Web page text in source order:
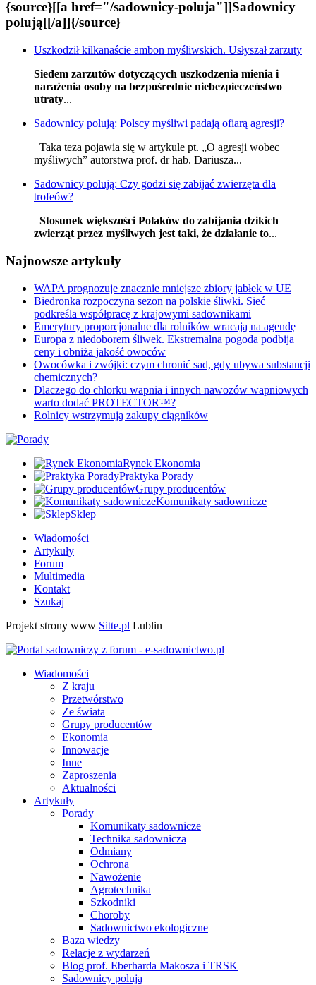
{source}[[a href="/sadownicy-poluja"]]Sadownicy
polują[[/a]]{/source}
Uszkodził kilkanaście ambon myśliwskich. Usłyszał zarzuty
Siedem zarzutów dotyczących uszkodzenia mienia i
narażenia osoby na bezpośrednie niebezpieczeństwo
utraty...
Sadownicy polują: Polscy myśliwi padają ofiarą agresji?
Taka teza pojawia się w artykule pt. „O agresji wobec
myśliwych” autorstwa prof. dr hab. Dariusza...
Sadownicy polują: Czy godzi się zabijać zwierzęta dla
trofeów?
Stosunek większości Polaków do zabijania dzikich
zwierząt przez myśliwych jest taki, że działanie to...
Najnowsze artykuły
WAPA prognozuje znacznie mniejsze zbiory jabłek w UE
Biedronka rozpoczyna sezon na polskie śliwki. Sieć
podkreśla współpracę z krajowymi sadownikami
Emerytury proporcjonalne dla rolników wracają na agendę
Europa z niedoborem śliwek. Ekstremalna pogoda podbija
ceny i obniża jakość owoców
Owocówka i zwójki: czym chronić sad, gdy ubywa substancji
chemicznych?
Dlaczego do chlorku wapnia i innych nawozów wapniowych
warto dodać PROTECTOR™?
Rolnicy wstrzymują zakupy ciągników
Rynek Ekonomia
Praktyka Porady
Grupy producentów
Komunikaty sadownicze
Sklep
Wiadomości
Artykuły
Forum
Multimedia
Kontakt
Szukaj
Projekt strony www Sitte.pl Lublin
Wiadomości
Z kraju
Przetwórstwo
Ze świata
Grupy producentów
Ekonomia
Innowacje
Inne
Zaproszenia
Aktualności
Artykuły
Porady
Komunikaty sadownicze
Technika sadownicza
Odmiany
Ochrona
Nawożenie
Agrotechnika
Szkodniki
Choroby
Sadownictwo ekologiczne
Baza wiedzy
Relacje z wydarzeń
Blog prof. Eberharda Makosza i TRSK
Sadownicy polują